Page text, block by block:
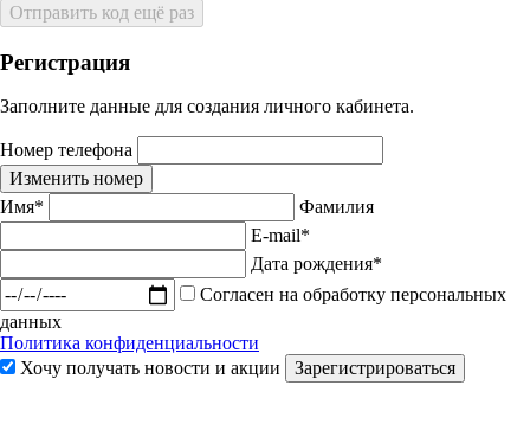
Отправить код ещё раз
Регистрация
Заполните данные для создания личного кабинета.
Номер телефона
Изменить номер
Имя*
Фамилия
E-mail*
Дата рождения*
Согласен на обработку персональных
данных
Политика конфиденциальности
Хочу получать новости и акции
Зарегистрироваться